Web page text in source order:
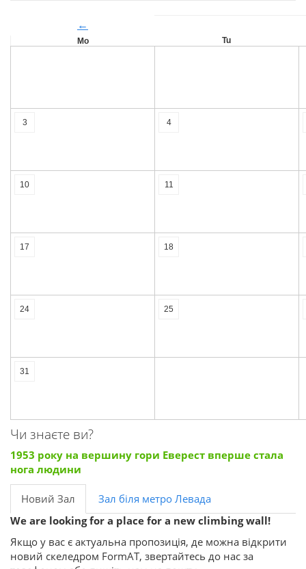
←
Mo Tu
3 4
10 11
17 18
24 25
31
Чи знаєте ви?
1953 року на вершину гори Еверест вперше стала
нога людини
Новий Зал
Зал біля метро Левада
We are looking for a place for a new climbing wall!
Якщо у вас є актуальна пропозиція, де можна відкрити
новий скеледром FormAT, звертайтесь до нас за